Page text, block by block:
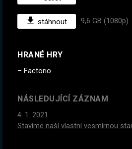
stáhnout 9,6 GB (1080p)
HRANÉ HRY
Factorio
NÁSLEDUJÍCÍ ZÁZNAM
4. 1. 2021
Stavíme naší vlastní vesmírnou